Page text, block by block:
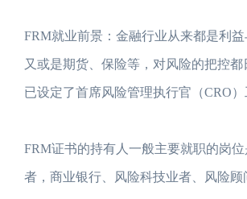
FRM就业前景：金融行业从来都是利
又或是期货、保险等，对风险的把控
已设定了首席风险管理执行官（CRO
FRM证书的持有人一般主要就职的岗
者，商业银行、风险科技业者、风险